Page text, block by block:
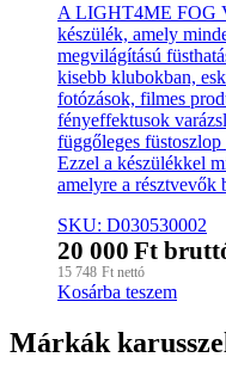
A LIGHT4ME FOG
készülék, amely
megvilágítású
kisebb klubokban,
fotózások, filmes
fényeffektusok
függőleges füstoszlop
Ezzel a készülékkel
amelyre a résztvevők
SKU: D030530002
20 000 Ft
15 748 Ft nettó
Kosárba teszem
Márkák